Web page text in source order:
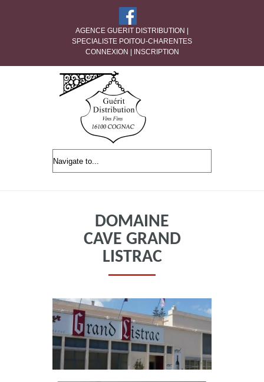
AGENCE GUERIT DISTRIBUTION |
SPECIALISTE POITOU-CHARENTES
CONNEXION
INSCRIPTION
DOMAINE
CAVE GRAND
LISTRAC